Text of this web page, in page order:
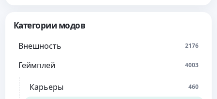
Категории модов
Внешность 2176
Геймплей 4003
Карьеры 460